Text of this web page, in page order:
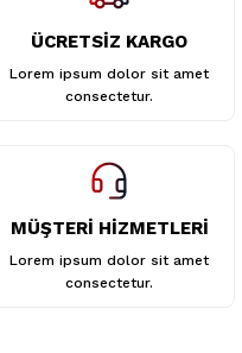
ÜCRETSİZ KARGO
Lorem ipsum dolor sit amet
consectetur.
MÜŞTERİ HİZMETLERİ
Lorem ipsum dolor sit amet
consectetur.